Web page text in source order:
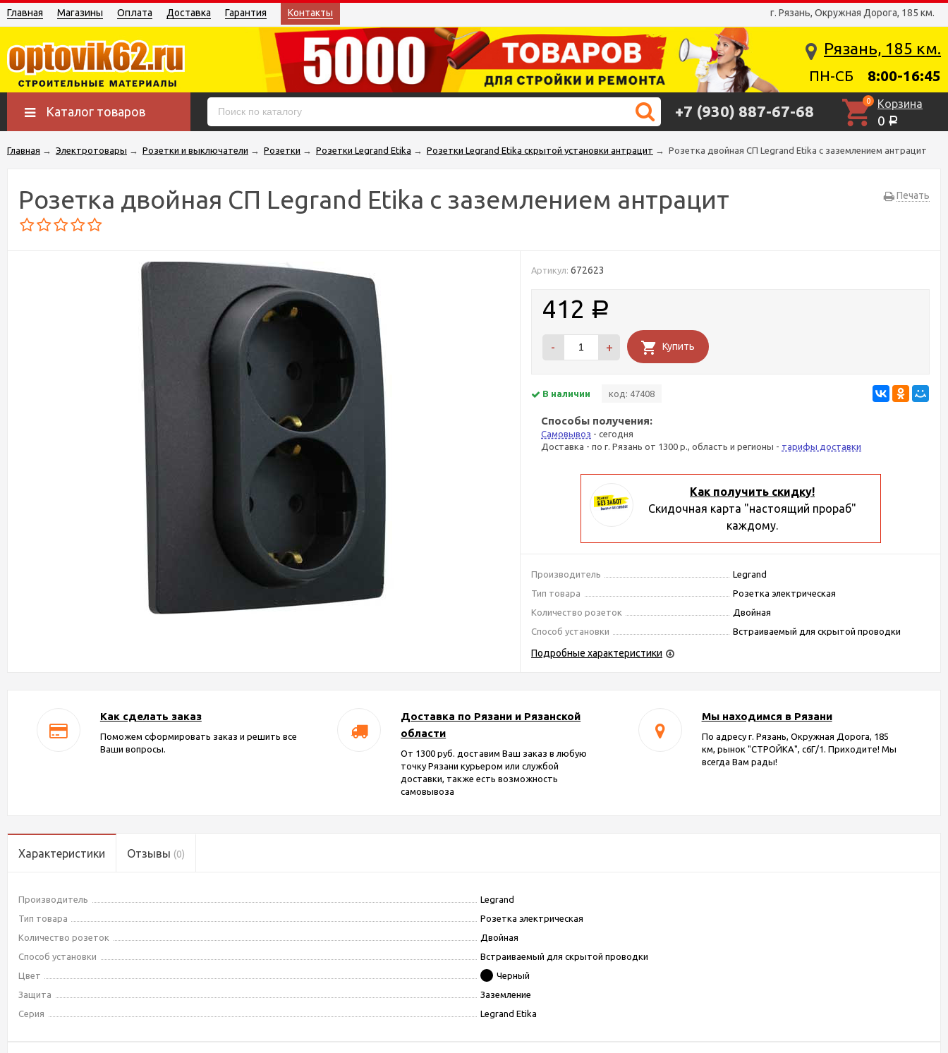
г. Рязань, Окружная Дорога, 185 км.
Главная Магазины Оплата Доставка Гарантия Контакты
Рязань, 185 км.
ПН-СБ 8:00-16:45
Каталог товаров +7 (930) 887-67-68
0 Корзина
0 Р
Главная → Электротовары → Розетки и выключатели → Розетки → Розетки Legrand Etika → Розетки Legrand Etika скрытой установки антрацит → Розетка двойная СП Legrand Etika с заземлением антрацит
Печать
Розетка двойная СП Legrand Etika с заземлением антрацит
Артикул: 672623
412 Р
- + Купить
В наличии код: 47408
Способы получения:
Самовывоз - сегодня
Доставка - по г. Рязань от 1300 р., область и регионы - тарифы доставки
Как получить скидку!
Скидочная карта "настоящий прораб"
каждому.
Производитель
Legrand
Тип товара
Розетка электрическая
Количество розеток
Двойная
Способ установки
Встраиваемый для скрытой проводки
Подробные характеристики
Как сделать заказ
Поможем сформировать заказ и решить все
Ваши вопросы.
Доставка по Рязани и Рязанской
области
От 1300 руб. доставим Ваш заказ в любую
точку Рязани курьером или службой
доставки, также есть возможность
самовывоза
Мы находимся в Рязани
По адресу г. Рязань, Окружная Дорога, 185
км, рынок "СТРОЙКА", с6Г/1. Приходите! Мы
всегда Вам рады!
Характеристики Отзывы (0)
Производитель
Legrand
Тип товара
Розетка электрическая
Количество розеток
Двойная
Способ установки
Встраиваемый для скрытой проводки
Цвет
Черный
Защита
Заземление
Серия
Legrand Etika